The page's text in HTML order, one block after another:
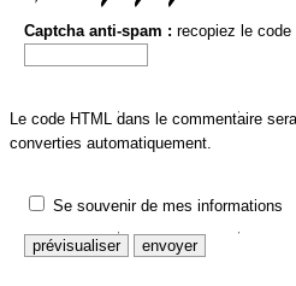
Captcha anti-spam : recopiez le code
Le code HTML dans le commentaire
converties automatiquement.
Se souvenir de mes informations